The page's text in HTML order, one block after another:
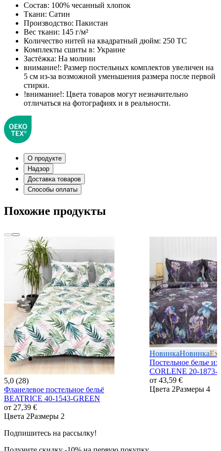
Состав: 100% чесанный хлопок
Ткани: Сатин
Производство: Пакистан
Вес ткани: 145 г/м²
Количество нитей на квадратный дюйм: 250 TC
Комплекты сшиты в: Украине
Застёжка: На молнии
внимание!: Размер постельных комплектов увеличен на
5 см из-за возможной уменьшения размера после первой
стирки.
!внимание!: Цвета товаров могут незначительно
отличаться на фотографиях и в реальности.
О продукте
Надзор
Доставка товаров
Способы оплаты
Похожие продукты
5,0 (28)
Фланелевое постельное бельё
BEATRICE 40-1543-GREEN
от 27,39 €
Цвета 2Размеры 2
НовинкаНовинка
Постельное белье
CORLENE 20-
от 43,59 €
Цвета 2Размеры 4
Подпишитесь на рассылку!